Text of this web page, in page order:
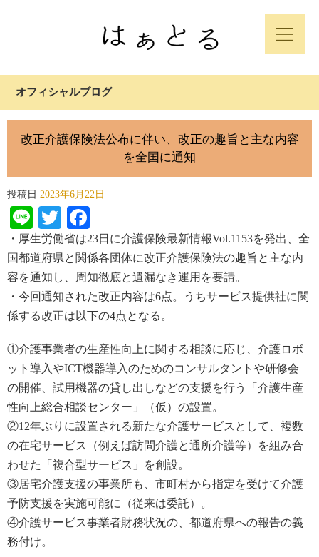
オフィシャルブログ
改正介護保険法公布に伴い、改正の趣旨と主な内容
を全国に通知
投稿日 2023年6月22日
LineTwitter
・厚生労働省は23日に介護保険最新情報Vol.1153を発出、全
国都道府県と関係各団体に改正介護保険法の趣旨と主な内
容を通知し、周知徹底と遺漏なき運用を要請。
・今回通知された改正内容は6点。うちサービス提供社に関
係する改正は以下の4点となる。
①介護事業者の生産性向上に関する相談に応じ、介護ロボ
ット導入やICT機器導入のためのコンサルタントや研修会
の開催、試用機器の貸し出しなどの支援を行う「介護生産
性向上総合相談センター」（仮）の設置。
②12年ぶりに設置される新たな介護サービスとして、複数
の在宅サービス（例えば訪問介護と通所介護等）を組み合
わせた
「複合型サービス」を創設。
③居宅介護支援の事業所も、市町村から指定を受けて介護
予防支援を実施可能に（従来は委託）。
④介護サービス事業者財務状況の、都道府県への報告の義
務付け。